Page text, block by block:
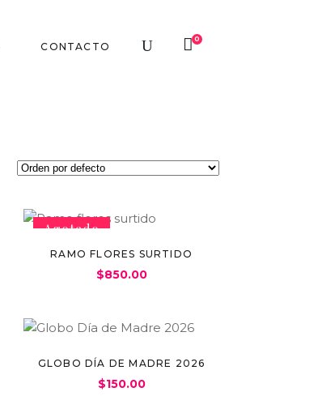
CONTACTO
0
Agotado
RAMO FLORES SURTIDO
$850.00
GLOBO DÍA DE MADRE 2026
$150.00